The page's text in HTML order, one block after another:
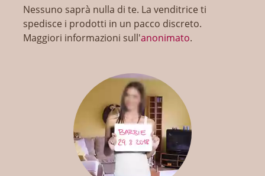
Nessuno saprà nulla di te. La venditrice ti
spedisce i prodotti in un pacco discreto.
Maggiori informazioni sull'anonimato.